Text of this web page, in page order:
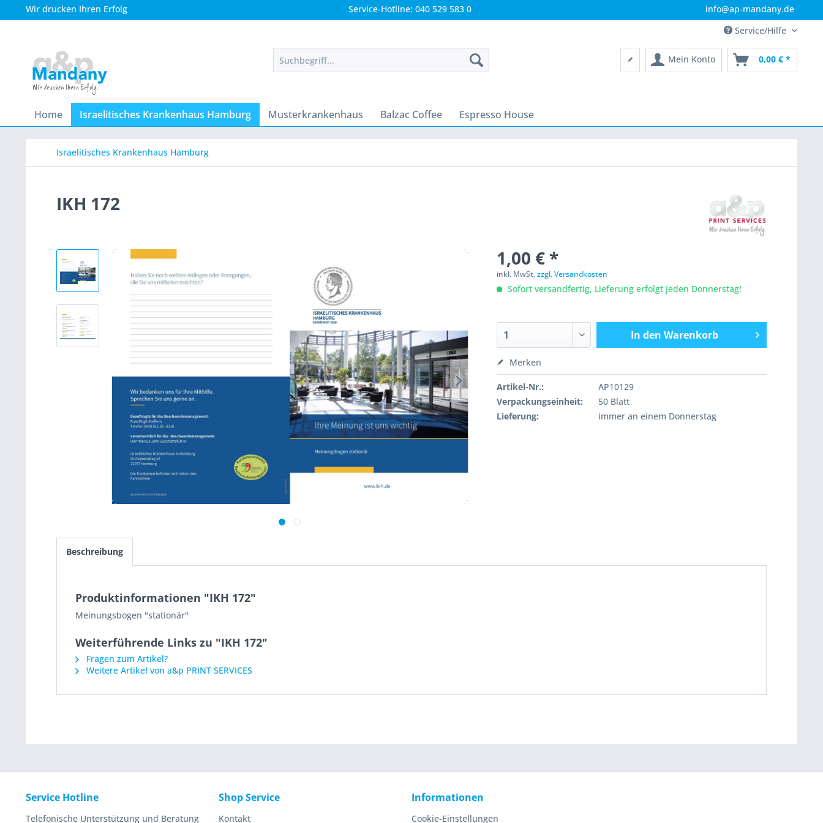
Wir drucken Ihren Erfolg Service-Hotline: 040 529 583 0
info@ap-mandany.de
Service/Hilfe
Mein Konto 0,00 € *
Home Israelitisches Krankenhaus Hamburg Musterkrankenhaus Balzac Coffee Espresso House
Israelitisches Krankenhaus Hamburg
IKH 172
1,00 € *
inkl. MwSt.zzgl. Versandkosten
Sofort versandfertig, Lieferung erfolgt jeden Donnerstag!
In den Warenkorb
Merken
Artikel-Nr.:
AP10129
Verpackungseinheit:
50 Blatt
Lieferung:
immer an einem Donnerstag
Beschreibung
Produktinformationen "IKH 172"
Meinungsbogen "stationär"
Weiterführende Links zu "IKH 172"
Fragen zum Artikel?
Weitere Artikel von a&p PRINT SERVICES
Service Hotline
Telefonische Unterstützung und Beratung
Shop Service
Kontakt
Informationen
Cookie-Einstellungen